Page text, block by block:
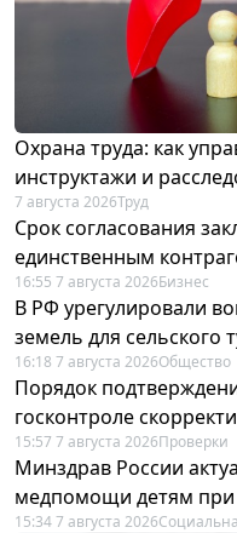
Охрана труда: как
инструктажи и
7 августа 2026Труд
Срок согласования
единственным
16:55 7 августа 2026Бизнес
В РФ урегулировали
земель для сельского
16:18 7 августа 2026Общество
Порядок
госконтроле
15:57 7 августа 2026Проверки
Минздрав России
медпомощи детям
15:34 7 августа 2026